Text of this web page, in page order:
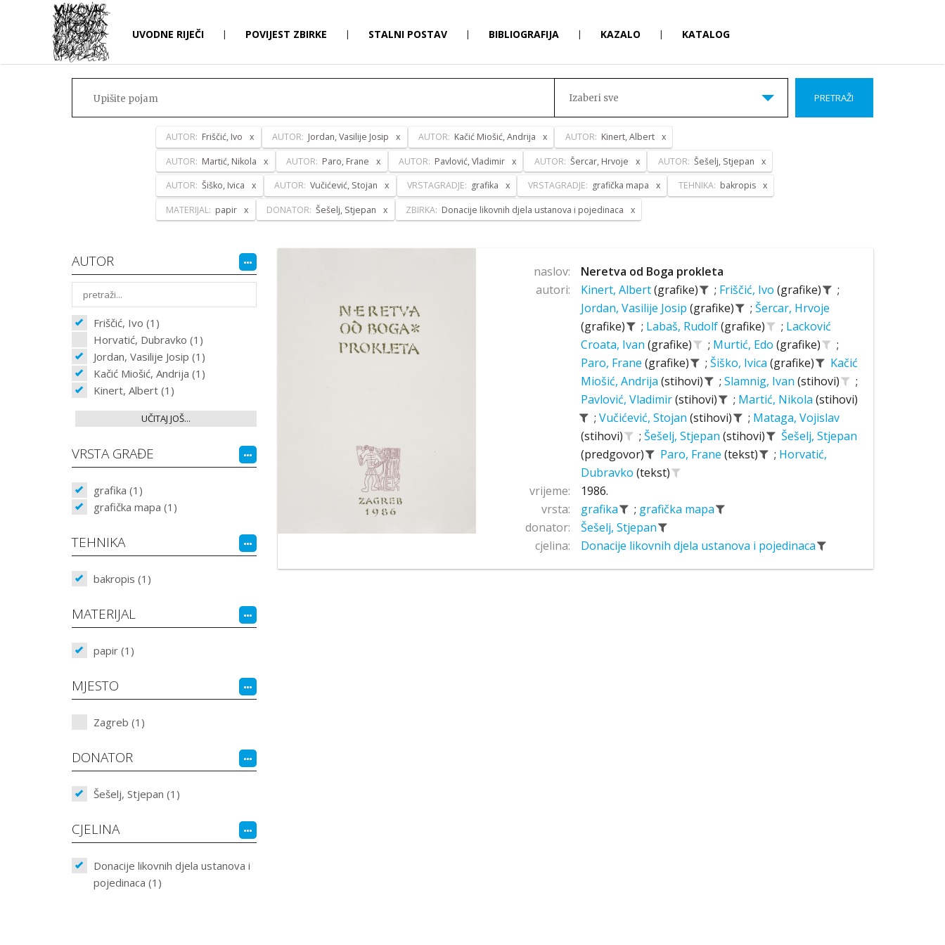
UVODNE RIJEČI | POVIJEST ZBIRKE | STALNI POSTAV | BIBLIOGRAFIJA | KAZALO | KATALOG
Izaberi sve PRETRAŽI
AUTOR: Friščić, Ivo AUTOR: Jordan, Vasilije Josip AUTOR: Kačić Miošić, Andrija AUTOR: Kinert, Albert
AUTOR: Martić, Nikola AUTOR: Paro, Frane AUTOR: Pavlović, Vladimir AUTOR: Šercar, Hrvoje AUTOR: Šešelj, Stjepan
AUTOR: Šiško, Ivica AUTOR: Vučićević, Stojan VRSTAGRADJE: grafika VRSTAGRADJE: grafička mapa TEHNIKA: bakropis
MATERIJAL: papir DONATOR: Šešelj, Stjepan ZBIRKA: Donacije likovnih djela ustanova i pojedinaca
AUTOR
Friščić, Ivo (1)
Horvatić, Dubravko (1)
Jordan, Vasilije Josip (1)
Kačić Miošić, Andrija (1)
Kinert, Albert (1)
UČITAJ JOŠ...
VRSTA GRAĐE
grafika (1)
grafička mapa (1)
TEHNIKA
bakropis (1)
MATERIJAL
papir (1)
MJESTO
Zagreb (1)
DONATOR
Šešelj, Stjepan (1)
CJELINA
Donacije likovnih djela ustanova i
pojedinaca (1)
naslov:
Neretva od Boga prokleta
autori:
Kinert, Albert(grafike) ; Friščić, Ivo (grafike)
;
Jordan, Vasilije Josip (grafike) ; Šercar, Hrvoje
(grafike)
; Labaš, Rudolf(grafike) ; Lacković
Croata, Ivan (grafike) ; Murtić, Edo (grafike)
;
Paro, Frane (grafike) ; Šiško, Ivica (grafike)
Kačić
Miošić, Andrija (stihovi) ; Slamnig, Ivan (stihovi)
;
Pavlović, Vladimir(stihovi) ; Martić, Nikola (stihovi)
; Vučićević, Stojan (stihovi) ; Mataga, Vojislav
(stihovi)
; Šešelj, Stjepan (stihovi)
Šešelj, Stjepan
(predgovor)
Paro, Frane (tekst) ; Horvatić,
Dubravko (tekst)
vrijeme:
1986.
vrsta:
grafika ; grafička mapa
donator:
Šešelj, Stjepan
cjelina:
Donacije likovnih djela ustanova i pojedinaca